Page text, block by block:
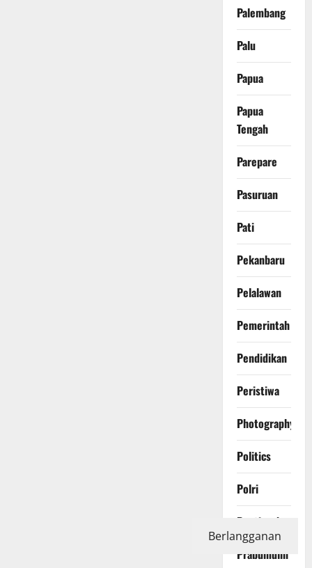
Palembang
Palu
Papua
Papua
Tengah
Parepare
Pasuruan
Pati
Pekanbaru
Pelalawan
Pemerintah
Pendidikan
Peristiwa
Photography
Politics
Polri
Pontianak
Prabumulih
Berlangganan